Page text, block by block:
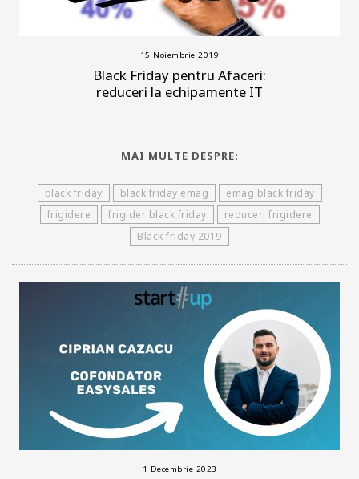
15 Noiembrie 2019
Black Friday pentru Afaceri:
reduceri la echipamente IT
MAI MULTE DESPRE:
black friday black friday emag
emag black friday
frigidere
frigider black friday
reduceri frigidere
Black friday 2019
1 Decembrie 2023